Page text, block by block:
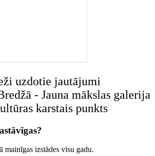
uzdotie jautājumi
- Jauna mākslas galerija
karstais punkts
izstādes visu gadu.